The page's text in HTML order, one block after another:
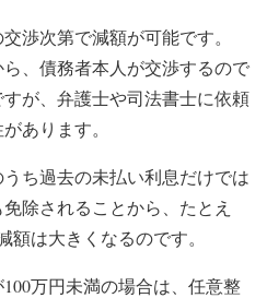
渉次第で減額が可能です。
、債務者本人が交渉するので
が、弁護士や司法書士に依頼
あります。
ち過去の未払い利息だけでは
除されることから、たとえ
額は大きくなるのです。
万円未満の場合は、任意整